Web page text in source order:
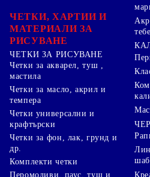
ЧЕТКИ, ХАРТИИ И
МАТЕРИАЛИ ЗА
РИСУВАНЕ
ЧЕТКИ ЗА РИСУВАНЕ
Четки за акварел, туш ,
мастила
Четки за масло, акрил и
темпера
Четки универсални и
крафтърски
Четки за фон, лак, грунд и
др.
Комплекти четки
Перомоливи, паус, туш и